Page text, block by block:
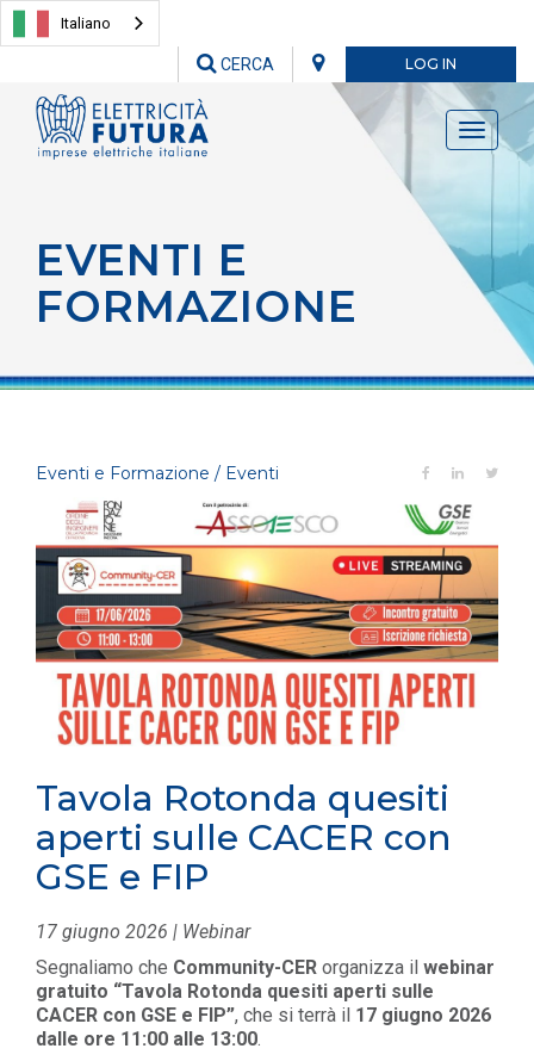
Italiano
LOG IN
CERCA
Toggle
EVENTI E
FORMAZIONE
Eventi e Formazione / Eventi
Tavola Rotonda quesiti
aperti sulle CACER con
GSE e FIP
17 giugno 2026 | Webinar
Segnaliamo che Community-CER organizza il webinar
gratuito “Tavola Rotonda quesiti aperti sulle
CACER con GSE e FIP”, che si terrà il 17 giugno 2026
dalle ore 11:00 alle 13:00.